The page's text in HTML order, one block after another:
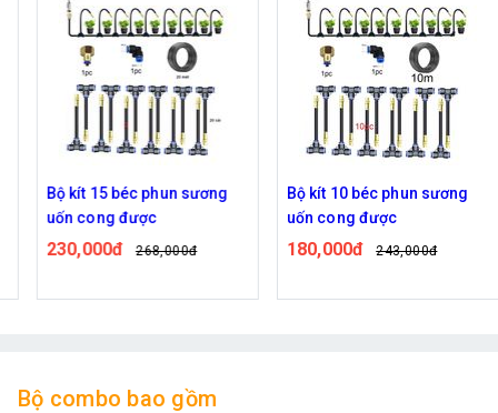
Bộ kít 15 béc phun sương
uốn cong được
230,000đ 268,000đ
Bộ kít 10 béc phun sương
uốn cong được
180,000đ 243,000đ
Bộ combo bao gồm